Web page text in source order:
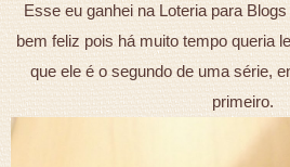
Esse eu ganhei na Loteria para
bem feliz pois há muito tempo queria
que ele é o segundo de uma série,
primeiro.